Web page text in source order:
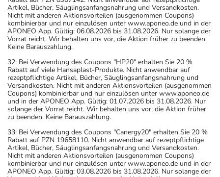
Artikel, Bücher, Säuglingsanfangsnahrung und Versandkosten.
Nicht mit anderen Aktionsvorteilen (ausgenommen Coupons)
kombinierbar und nur einzulösen unter www.aponeo.de und in der
APONEO App. Gültig: 06.08.2026 bis 31.08.2026. Nur solange der
Vorrat reicht. Wir behalten uns vor, die Aktion früher zu beenden.
Keine Barauszahlung.
32: Bei Verwendung des Coupons "HP20" erhalten Sie 20 %
Rabatt auf viele Hansaplast-Produkte. Nicht anwendbar auf
rezeptpflichtige Artikel, Bücher, Säuglingsanfangsnahrung und
Versandkosten. Nicht mit anderen Aktionsvorteilen (ausgenommen
Coupons) kombinierbar und nur einzulösen unter www.aponeo.de
und in der APONEO App. Gültig: 01.07.2026 bis 31.08.2026. Nur
solange der Vorrat reicht. Wir behalten uns vor, die Aktion früher
zu beenden. Keine Barauszahlung.
33: Bei Verwendung des Coupons "Canergy20" erhalten Sie 20 %
Rabatt auf PZN 19658110. Nicht anwendbar auf rezeptpflichtige
Artikel, Bücher, Säuglingsanfangsnahrung und Versandkosten.
Nicht mit anderen Aktionsvorteilen (ausgenommen Coupons)
kombinierbar und nur einzulösen unter www.aponeo.de und in der
APONEO App. Gültig: 03.08.2026 bis 31.08.2026. Nur solange der